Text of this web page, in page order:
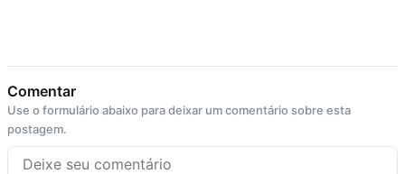
Comentar
Use o formulário abaixo para deixar um comentário sobre esta
postagem.